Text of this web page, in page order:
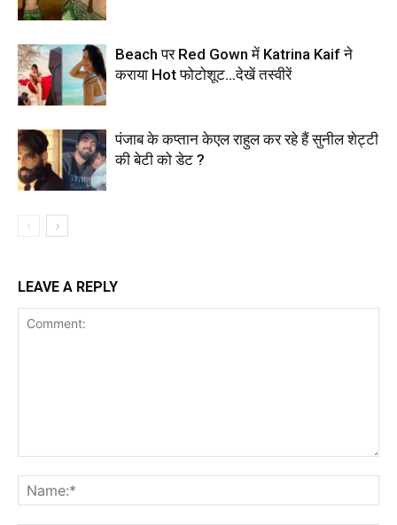
Beach पर Red Gown में Katrina Kaif ने
कराया Hot फोटोशूट…देखें तस्वीरें
पंजाब के कप्तान केएल राहुल कर रहे हैं सुनील शेट्टी
की बेटी को डेट ?
LEAVE A REPLY